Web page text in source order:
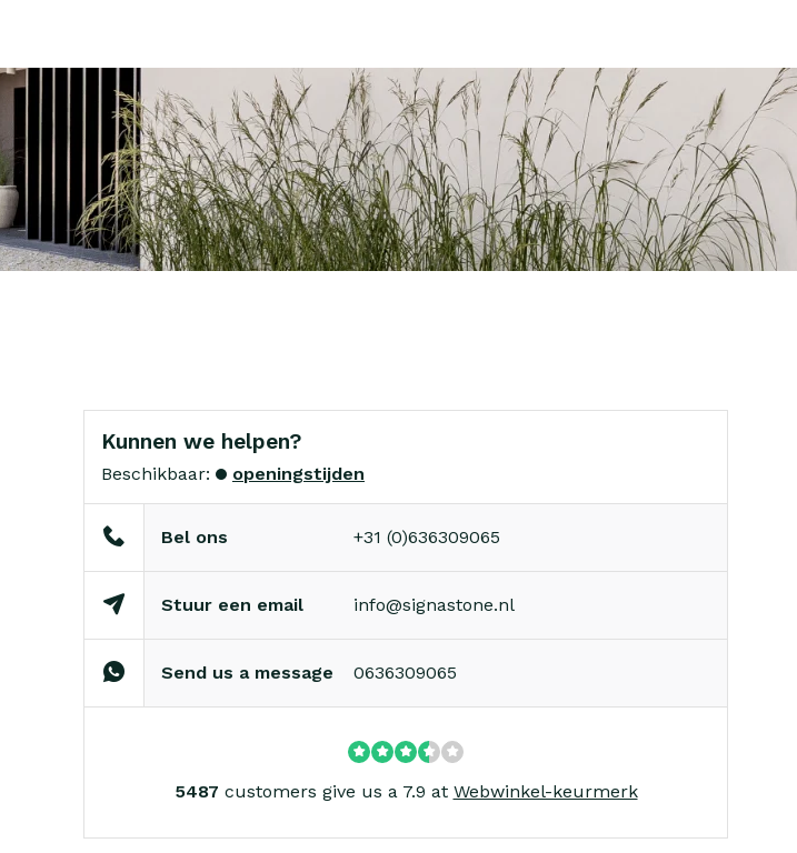
Kunnen we helpen?
Beschikbaar: openingstijden
Bel ons +31 (0)636309065
Stuur een email info@signastone.nl
Send us a message 0636309065
5487 customers give us a 7.9 at Webwinkel-keurmerk